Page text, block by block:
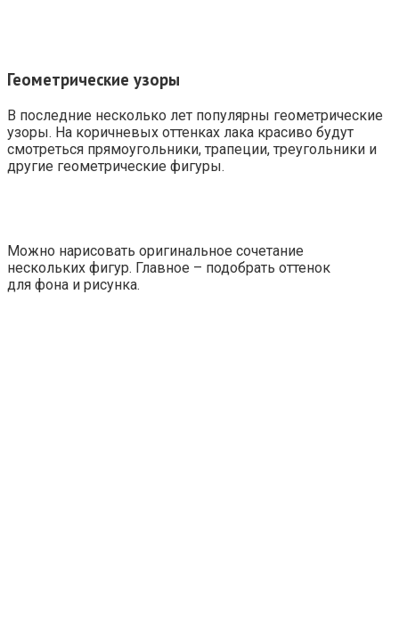
Геометрические узоры
В последние несколько лет популярны геометрические
узоры. На коричневых оттенках лака красиво будут
смотреться прямоугольники, трапеции, треугольники и
другие геометрические фигуры.
Можно нарисовать оригинальное сочетание
нескольких фигур. Главное – подобрать оттенок
для фона и рисунка.